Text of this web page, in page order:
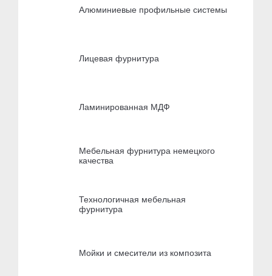
Алюминиевые профильные системы
Лицевая фурнитура
Ламинированная МДФ
Мебельная фурнитура немецкого
качества
Технологичная мебельная
фурнитура
Мойки и смесители из композита